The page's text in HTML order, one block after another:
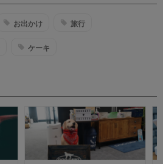
お出かけ 旅行
ケーキ